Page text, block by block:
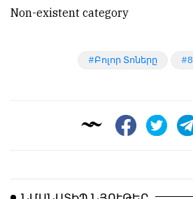
Non-existent category
Բոլոր Տոները